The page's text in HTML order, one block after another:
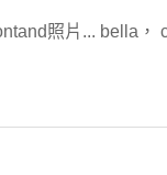
照片... bella